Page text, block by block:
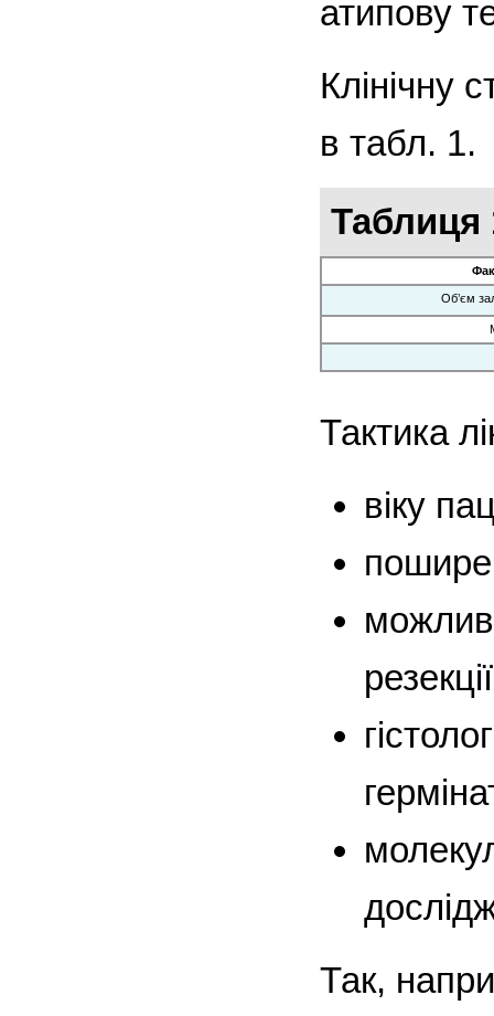
атипову
Клінічну
в табл. 1.
Таблиця
Об’єм
Тактика
віку
Так,